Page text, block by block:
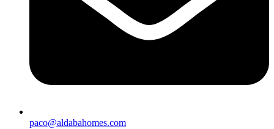
paco@aldabahomes.com